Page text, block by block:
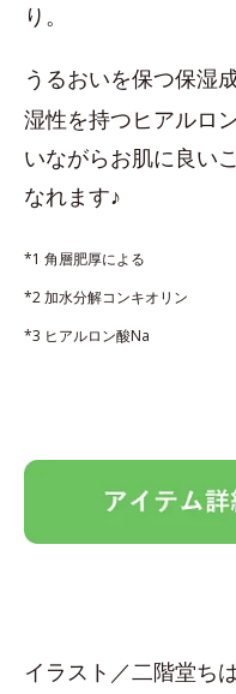
り。
うるおいを保つ保湿
湿性を持つヒアルロ
いながらお肌に良い
なれます♪
*1 角層肥厚による
*2 加水分解コンキオリン
*3 ヒアルロン酸Na
イラスト／二階堂ち